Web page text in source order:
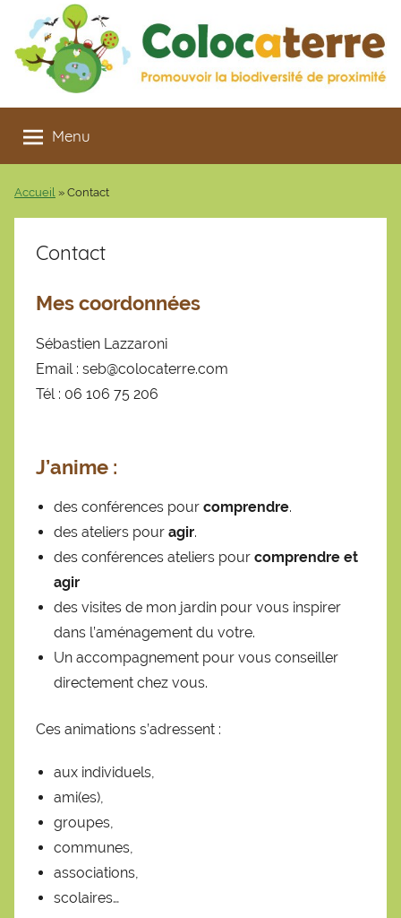
contenu
Colocaterre
Promouvoir
la
proximité
Menu
Accueil » Contact
Contact
Mes coordonnées
Sébastien Lazzaroni
Email : seb@colocaterre.com
Tél : 06 106 75 206
J’anime :
des conférences pour comprendre.
des ateliers pour agir.
des conférences ateliers pour comprendre et
agir
des visites de mon jardin pour vous inspirer
dans l’aménagement du votre.
Un accompagnement pour vous conseiller
directement chez vous.
Ces animations s’adressent :
aux individuels,
ami(es),
groupes,
communes,
associations,
scolaires…